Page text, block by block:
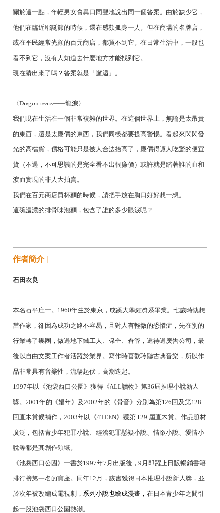
關於這一點，年輕男女會異口同聲地說出同一個答案。由於缺少它，
他們在臨近耶誕節的時候，還在感歎孤身一人。但在商場的名牌店，
或在平民經常光顧的百元商店，都買不到它。在日常生活中，一般也
看不到它，沒有人知道去什麼地方才能找到它。
現在猜出來了嗎？答案就是「邂逅」。
〈Dragon tears——龍淚〉
我們現在生活在一個非常複雜的世界。在這個世界上，無論是太昂貴
的東西，還是太廉價的東西，我們同樣都要提高警惕。看起來閃閃發
光的高檔貨，價格可能只是被人合法抬高了，廉價得讓人吃驚的便宜
貨（不過，不可思議的是完全看不出很廉價）或許就是踏著誰的血和
淚而實現的非人大拍賣。
我們在百元商店買杯麵的時候，請把手放在胸口好好想一想。
這碗濃濃的排骨味泡麵，包含了誰的多少眼淚呢？
作者簡介 |
石田衣良
本名石平庄一。 1960年生於東京，成蹊大學經濟系畢業。七歲時就想
當作家，卻因為成功之路不容易，且對人有輕微的恐懼症，先在別的
行業轉了幾圈，做過地下鐵工人、保全、倉管，還待過廣告公司，最
後以自由文案工作者活躍於業界。寫作時喜歡聆聽古典音樂，所以作
品非常具有音樂性，流暢起伏，高潮迭起。
1997年以《池袋西口公園》獲得《ALL讀物》第36屆推理小說新人
獎。 2001 年的《娼年》及2002年的《骨音》分別為第126回及第128
回直木賞候補作， 2003年以《4TEEN》獲第 129 屆直木賞。作品題材
廣泛，包括青少年犯罪小說、經濟犯罪懸疑小說、情欲小說、愛情小
說等都是其創作領域。
《池袋西口公園》一書於1997年7月出版後，9月即躍上日販暢銷書籍
排行榜第一名的寶座。同年12月，該書獲得日本推理小說新人獎，並
於次年被改編成電視劇， 系列小說也繪成漫畫， 在日本青少年之間引
起一股池袋西口公園熱潮。